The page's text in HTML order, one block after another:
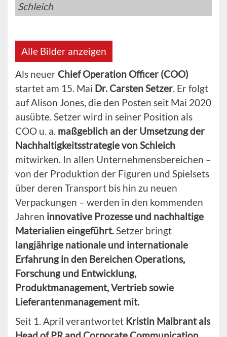
Schleich
Alle Bilder anzeigen
Als neuer Chief Operation Officer (COO)
startet am 15. Mai Dr. Carsten Setzer. Er folgt
auf Alison Jones, die den Posten seit Mai 2020
ausübte. Setzer wird in seiner Position als
COO u. a. maßgeblich an der Umsetzung der
Nachhaltigkeitsstrategie von Schleich
mitwirken. In allen Unternehmensbereichen –
von der Produktion der Figuren und Spielsets
über deren Transport bis hin zu neuen
Verpackungen – werden in den kommenden
Jahren innovative Prozesse und nachhaltige
Materialien eingeführt.Setzer bringt
langjährige nationale und internationale
Erfahrung in den Bereichen Operations,
Forschung und Entwicklung,
Produktmanagement, Vertrieb sowie
Lieferantenmanagement mit.
Seit 1. April verantwortet Kristin Malbrant als